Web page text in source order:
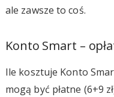
ale zawsze to coś.
Konto Smart –
Ile kosztuje Konto
mogą być płatne (6+9